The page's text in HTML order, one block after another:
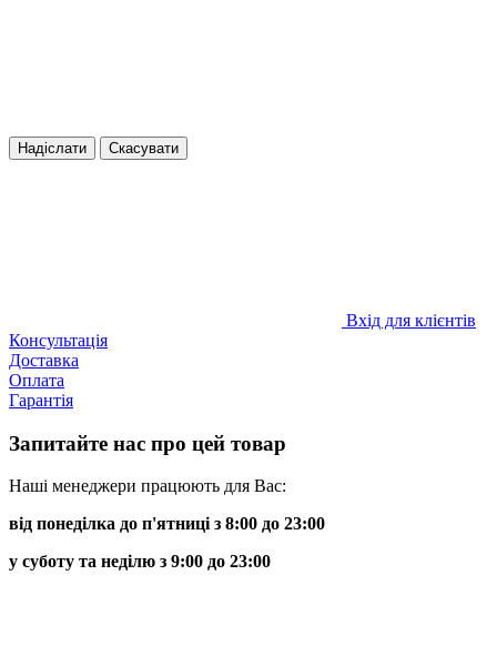
Надіслати Скасувати
Вхід для клієнтів
Консультація
Доставка
Оплата
Гарантія
Запитайте нас про цей товар
Наші менеджери працюють для Вас:
від понеділка до п'ятниці з 8:00 до 23:00
у суботу та неділю з 9:00 до 23:00